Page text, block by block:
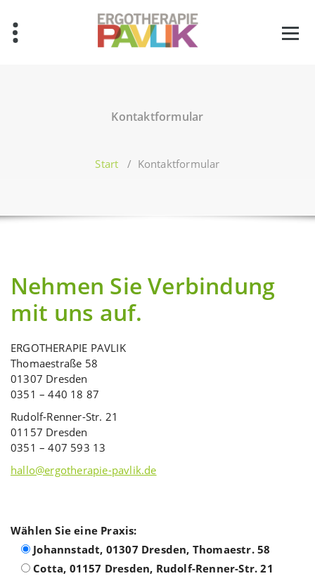
Inhalt
springen
Kontaktformular
Start / Kontaktformular
Nehmen Sie Verbindung
mit uns auf.
ERGOTHERAPIE PAVLIK
Thomaestraße 58
01307 Dresden
0351 – 440 18 87
Rudolf-Renner-Str. 21
01157 Dresden
0351 – 407 593 13
hallo@ergotherapie-pavlik.de
Wählen Sie eine Praxis:
Johannstadt, 01307 Dresden, Thomaestr. 58
Cotta, 01157 Dresden, Rudolf-Renner-Str. 21